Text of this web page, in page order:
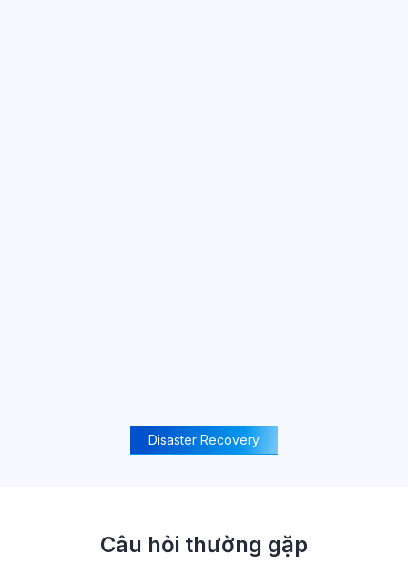
Disaster Recovery
Câu hỏi thường gặp